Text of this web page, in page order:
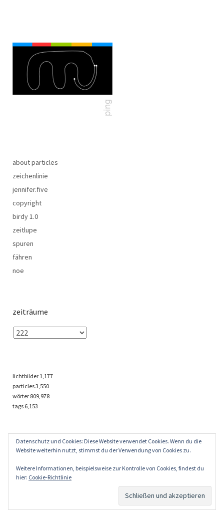
about particles
zeichenlinie
jennifer.five
copyright
birdy 1.0
zeitlupe
spuren
fähren
noe
zeiträume
lichtbilder 1,177
particles3,550
wörter 809,978
tags 6,153
Datenschutz und Cookies: Diese Website verwendet Cookies. Wenn du die
Website weiterhin nutzt, stimmst du der Verwendung von Cookies zu.
Weitere Informationen, beispielsweise zur Kontrolle von Cookies, findest du
hier: Cookie-Richtlinie